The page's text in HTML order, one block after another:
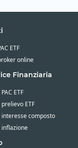
ETF
online
Finanziaria
ETF
ETF
composto